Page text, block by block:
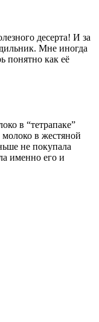
десерта! И за
Мне иногда
понятно как её
в “тетрапаке”
молоко в жестяной
не покупала
именно его и